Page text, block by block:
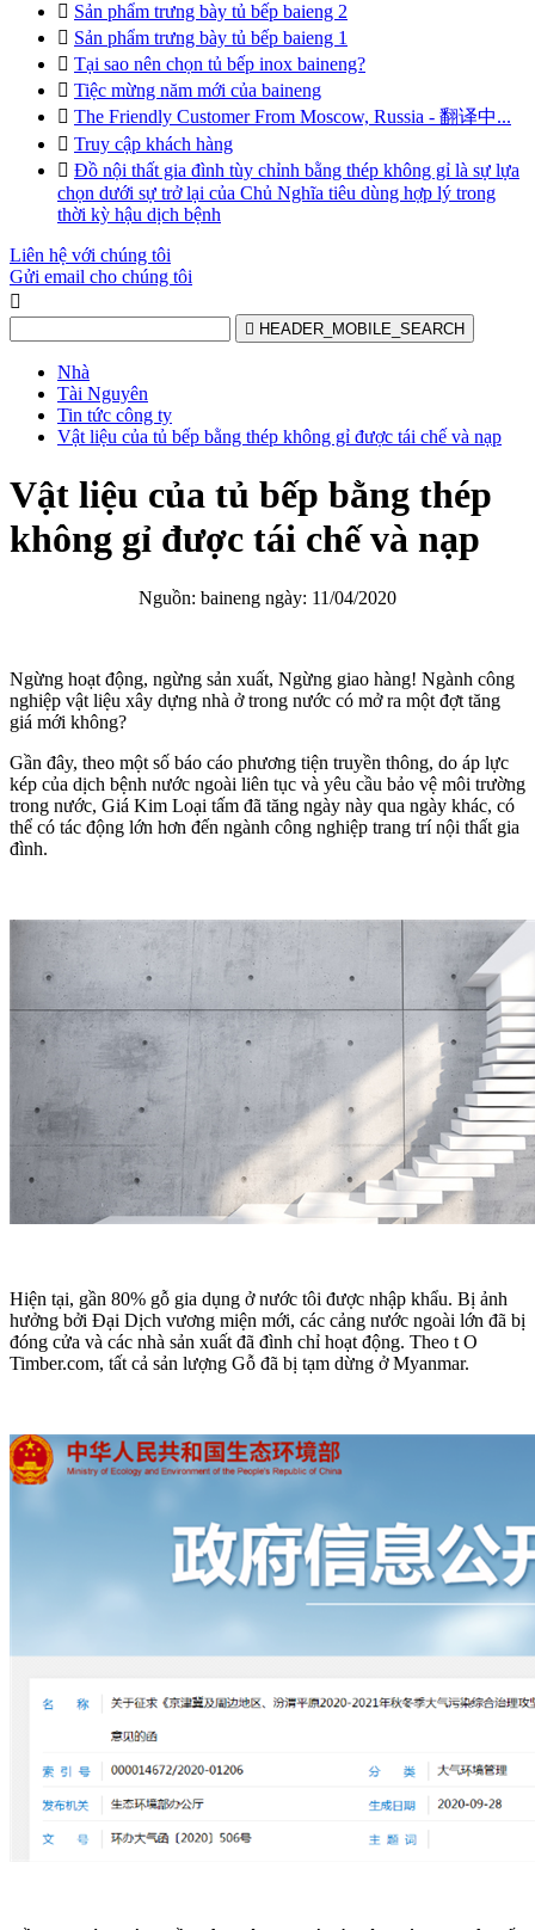
 Sản phẩm trưng bày tủ bếp baieng 2
 Sản phẩm trưng bày tủ bếp baieng 1
 Tại sao nên chọn tủ bếp inox baineng?
 Tiệc mừng năm mới của baineng
 The Friendly Customer From Moscow, Russia - 翻译中...
 Truy cập khách hàng
 Đồ nội thất gia đình tùy chỉnh bằng thép không gỉ là sự lựa
chọn dưới sự trở lại của Chủ Nghĩa tiêu dùng hợp lý trong
thời kỳ hậu dịch bệnh
Liên hệ với chúng tôi
Gửi email cho chúng tôi

 HEADER_MOBILE_SEARCH
Nhà
Tài Nguyên
Tin tức công ty
Vật liệu của tủ bếp bằng thép không gỉ được tái chế và nạp
Vật liệu của tủ bếp bằng thép
không gỉ được tái chế và nạp
Nguồn: baineng ngày: 11/04/2020
Ngừng hoạt động, ngừng sản xuất, Ngừng giao hàng! Ngành công
nghiệp vật liệu xây dựng nhà ở trong nước có mở ra một đợt tăng
giá mới không?
Gần đây, theo một số báo cáo phương tiện truyền thông, do áp lực
kép của dịch bệnh nước ngoài liên tục và yêu cầu bảo vệ môi trường
trong nước, Giá Kim Loại tấm đã tăng ngày này qua ngày khác, có
thể có tác động lớn hơn đến ngành công nghiệp trang trí nội thất gia
đình.
Hiện tại, gần 80% gỗ gia dụng ở nước tôi được nhập khẩu. Bị ảnh
hưởng bởi Đại Dịch vương miện mới, các cảng nước ngoài lớn đã bị
đóng cửa và các nhà sản xuất đã đình chỉ hoạt động. Theo t O
Timber.com, tất cả sản lượng Gỗ đã bị tạm dừng ở Myanmar.